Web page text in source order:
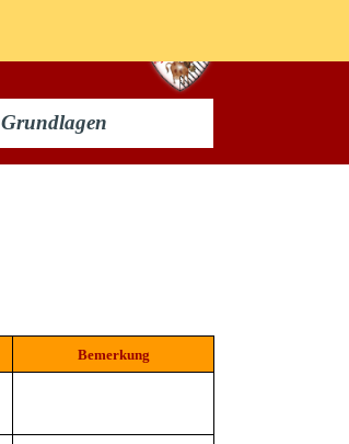
Grundlagen
Bemerkung